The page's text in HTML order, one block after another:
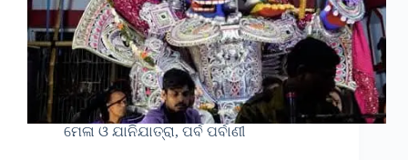
ମେଳା ଓ ଯାନିଯାତ୍ରା, ପର୍ବ ପର୍ବାଣୀ